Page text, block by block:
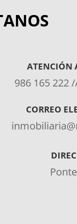
ATENCIÓN
986 165 222
CORREO